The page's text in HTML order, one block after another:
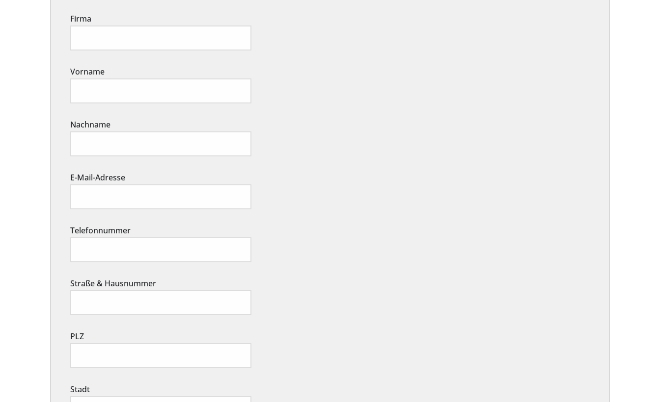
Firma
Vorname
Nachname
E-Mail-Adresse
Telefonnummer
Straße & Hausnummer
PLZ
Stadt